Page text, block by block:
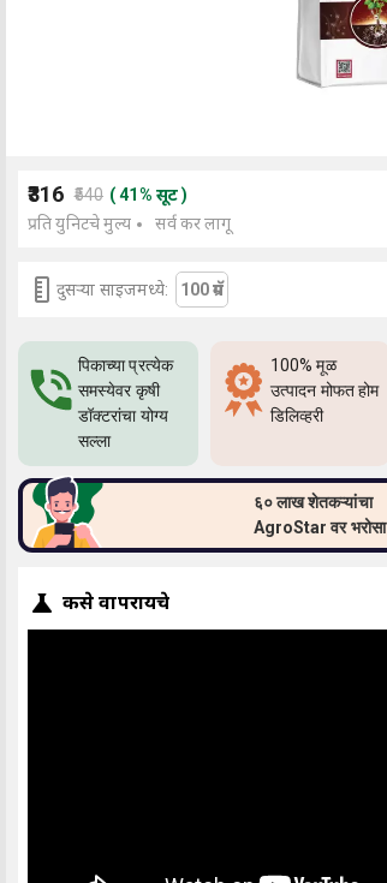
₹316 ₹540 (41% सूट)
प्रति युनिटचे मुल्य
सर्व कर लागू
दुसर्‍या साइजमध्ये: 100 ग्रॅम
पिकाच्या प्रत्येक
समस्येवर कृषी
डॉक्टरांचा योग्य
सल्ला
100% मूळ
उत्पादन मोफत होम
डिलिव्हरी
६० लाख शेतकऱ्यांचा
AgroStar वर भरोसा
कसे वापरायचे